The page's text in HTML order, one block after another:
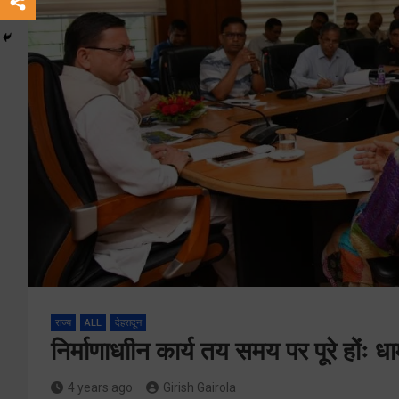
राज्य ALL देहरादून
निर्माणाधाीन कार्य तय समय पर पूरे होंः
4 years ago Girish Gairola